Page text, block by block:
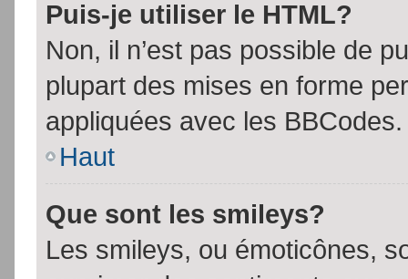
Puis-je utiliser le HTML?
Non, il n’est pas possible de
plupart des mises en forme
appliquées avec les BBCodes.
Haut
Que sont les smileys?
Les smileys, ou émoticônes,